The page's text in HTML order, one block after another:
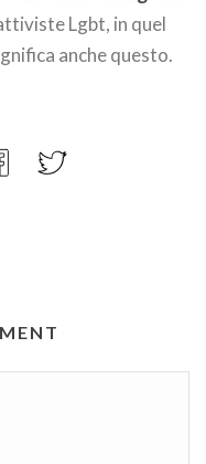
Lgbt, in quel
anche questo.